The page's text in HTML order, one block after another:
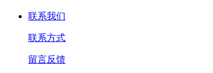
联系我们
联系方式
留言反馈